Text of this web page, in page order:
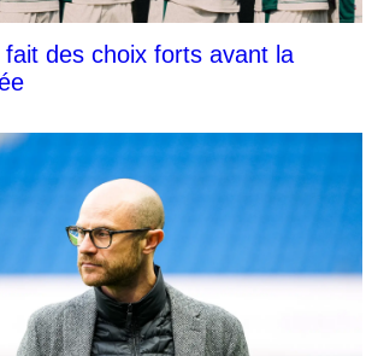
des choix forts avant la